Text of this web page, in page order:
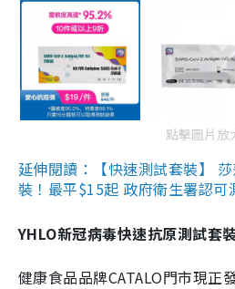
點擊圖片放
延伸閱讀：【快速測試套裝】
裝！最平$15起 政府衛生署認可
YHLO新冠病毒快速抗原測試套
健康食品品牌CATALO門市現正